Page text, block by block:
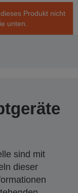
Produkt nicht
unten.
sind mit
dieser